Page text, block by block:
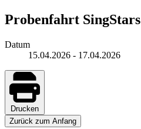
Probenfahrt SingStars
Datum
15.04.2026 - 17.04.2026
Drucken
Zurück zum Anfang